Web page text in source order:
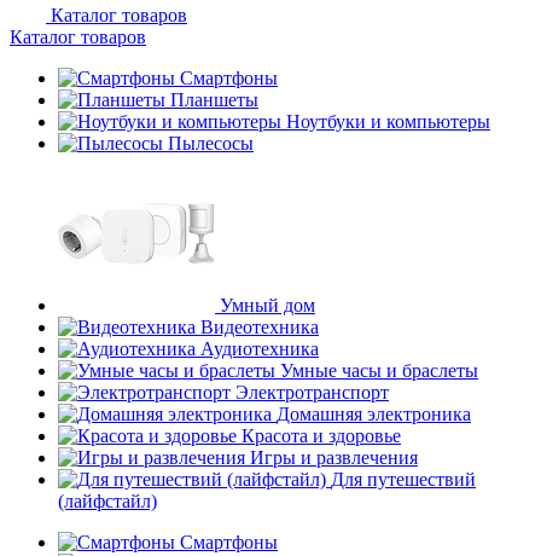
Каталог товаров
Каталог товаров
Смартфоны
Планшеты
Ноутбуки и компьютеры
Пылесосы
Умный дом
Видеотехника
Аудиотехника
Умные часы и браслеты
Электротранспорт
Домашняя электроника
Красота и здоровье
Игры и развлечения
Для путешествий
(лайфстайл)
Смартфоны
недели
plait.ru